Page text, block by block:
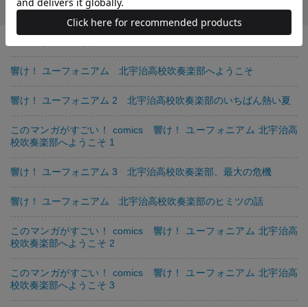
武田 綾乃の他の作品
響け！ ユーフォニアム 北宇治高校吹奏楽部へようこそ
響け！ ユーフォニアム 2 北宇治高校吹奏楽部のいちばん熱い夏
このマンガがすごい！ comics 響け！ ユーフォニアム 北宇治高
校吹奏楽部へようこそ 1
響け！ ユーフォニアム 3 北宇治高校吹奏楽部、最大の危機
響け！ ユーフォニアム 北宇治高校吹奏楽部のヒミツの話
このマンガがすごい！ comics 響け！ ユーフォニアム 北宇治高
校吹奏楽部へようこそ 2
このマンガがすごい！ comics 響け！ ユーフォニアム 北宇治高
校吹奏楽部へようこそ 3